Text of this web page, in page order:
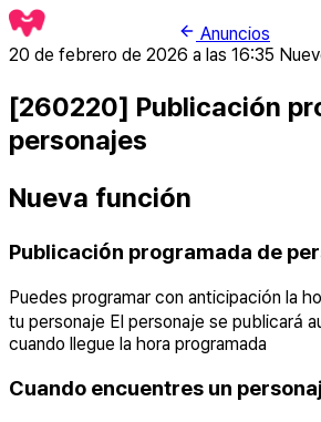
Anuncios
20 de febrero de 2026 a las 16:35
[260220] Publicación
personajes
Nueva función
Publicación programada de
Puedes programar con anticipación la
tu personaje El personaje se publicará
cuando llegue la hora programada
Cuando encuentres un